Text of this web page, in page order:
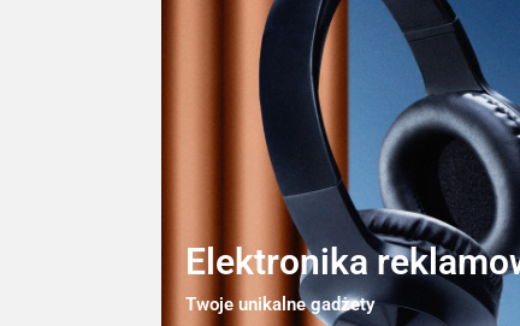
Elektronika
Twoje unikalne gadżety